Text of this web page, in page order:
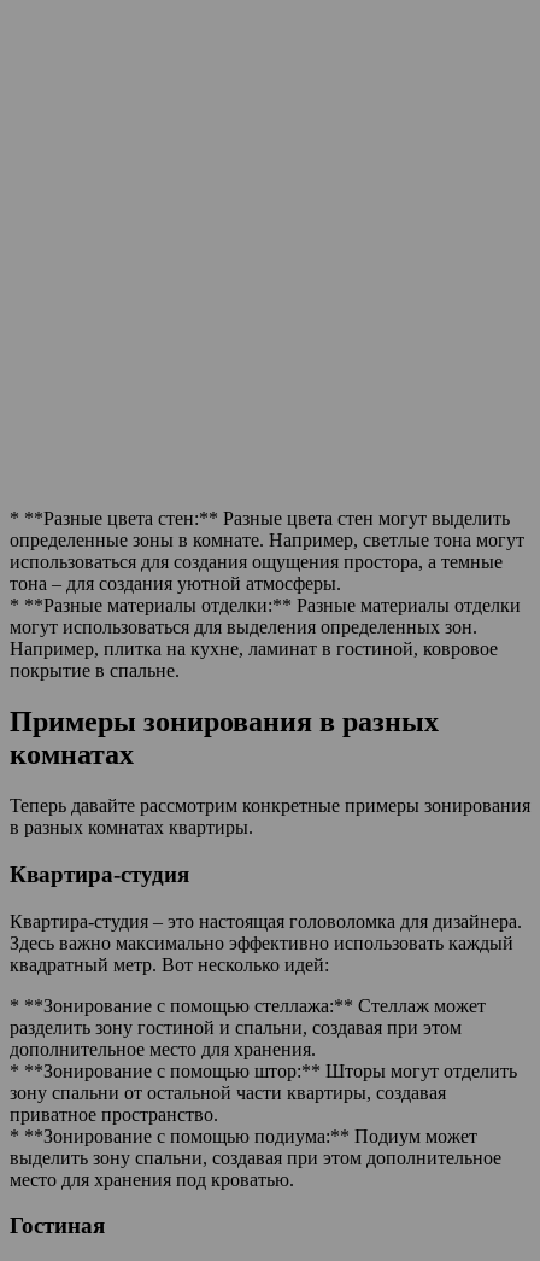
* **Разные цвета стен:** Разные цвета стен могут выделить
определенные зоны в комнате. Например, светлые тона могут
использоваться для создания ощущения простора, а темные
тона – для создания уютной атмосферы.
* **Разные материалы отделки:** Разные материалы отделки
могут использоваться для выделения определенных зон.
Например, плитка на кухне, ламинат в гостиной, ковровое
покрытие в спальне.
Примеры зонирования в разных
комнатах
Теперь давайте рассмотрим конкретные примеры зонирования
в разных комнатах квартиры.
Квартира-студия
Квартира-студия – это настоящая головоломка для дизайнера.
Здесь важно максимально эффективно использовать каждый
квадратный метр. Вот несколько идей:
* **Зонирование с помощью стеллажа:** Стеллаж может
разделить зону гостиной и спальни, создавая при этом
дополнительное место для хранения.
* **Зонирование с помощью штор:** Шторы могут отделить
зону спальни от остальной части квартиры, создавая
приватное пространство.
* **Зонирование с помощью подиума:** Подиум может
выделить зону спальни, создавая при этом дополнительное
место для хранения под кроватью.
Гостиная